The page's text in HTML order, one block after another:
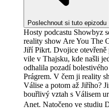
Poslechnout si tuto epizodu
Hosty podcastu Showbyz
reality show Are You The
Jiří Pikrt. Dvojice
vile v Thajsku, kde našli
odhalila pozadí
Prágrem. V čem ji reality
Válise a potom až Jiřího?
bouřlivý vztah s Válisem
Anet. Natočeno ve studiu